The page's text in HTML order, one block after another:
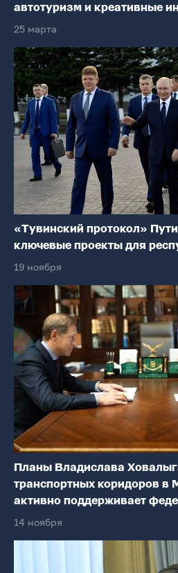
автотуризм и креативные
25 марта
«Тувинский протокол»
ключевые проекты для
19 ноября
Планы Владислава
транспортных коридоров в
активно поддерживает
14 ноября